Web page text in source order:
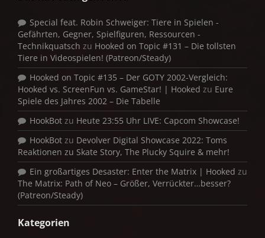
Special feat. Robin Schweiger: Tiere in Spielen -
Gefährten, Gegner, Spielfiguren, Ressourcen -
Technikquatsch zu Hooked on Topic #131 – Die tollsten
Tiere in Videospielen! (Patreon/Steady)
Hooked on Topic #135 – Der GOTY 2002-Vergleich:
Hooked vs. ScreenFun vs. GameStar! | Hooked zu Eure
Spiele des Jahres 2002 – Die Tabelle
HookBot zu Heute 23:55 Uhr LIVE: Capcom Showcase!
HookBot zu Devolver Digital Showcase 2022: Toms
Reaktionen zu Skate Story, The Plucky Squire & mehr!
Ein großartiges Desaster: Enter the Matrix | Hooked zu
The Matrix: Path of Neo – Größer, Verrückter…besser?
(Patreon/Steady)
Kategorien